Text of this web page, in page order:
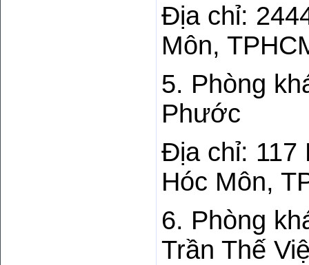
Địa chỉ:
Môn,
5. Phòng
Phước
Địa chỉ: 117
Hóc Môn,
6. Phòng
Trần Thế